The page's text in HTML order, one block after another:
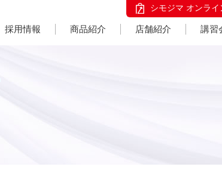
シモジマ オンラ
採用情報 商品紹介 店舗紹介 講習